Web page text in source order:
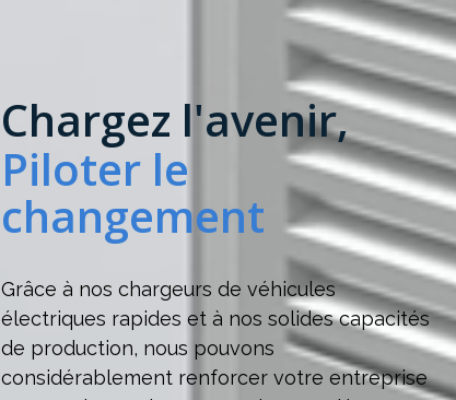
Chargez l'avenir,
Piloter le
changement
Grâce à nos chargeurs de véhicules
électriques rapides et à nos solides capacités
de production, nous pouvons
considérablement renforcer votre entreprise